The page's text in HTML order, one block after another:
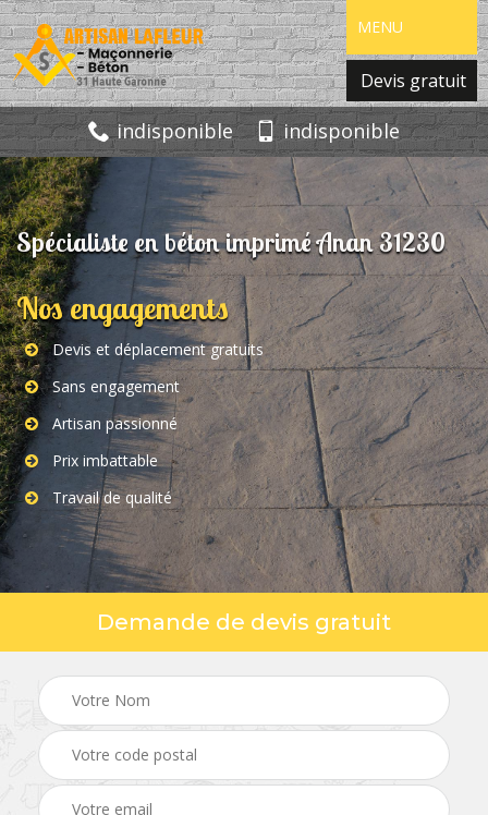
MENU
Devis gratuit
indisponible indisponible
Spécialiste en béton imprimé Anan 31230
Nos engagements
Devis et déplacement gratuits
Sans engagement
Artisan passionné
Prix imbattable
Travail de qualité
Demande de devis gratuit